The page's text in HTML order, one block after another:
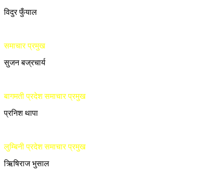
विदुर फुँयाल
समाचार प्रमुख
सुजन बज्रचार्य
बागमती प्रदेश समाचार प्रमुख
प्रनिश थापा
लुम्बिनी प्रदेश समाचार प्रमुख
ऋिषिराज भुसाल